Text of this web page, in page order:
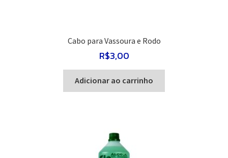
Cabo para Vassoura e Rodo
R$3,00
Adicionar ao carrinho